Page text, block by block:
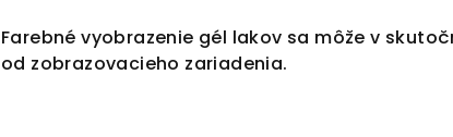
Farebné vyobrazenie gél lakov sa môže v
od zobrazovacieho zariadenia.